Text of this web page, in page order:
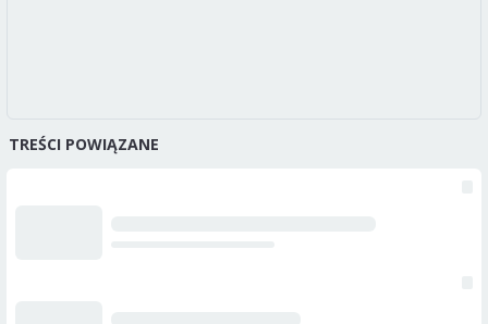
TREŚCI POWIĄZANE